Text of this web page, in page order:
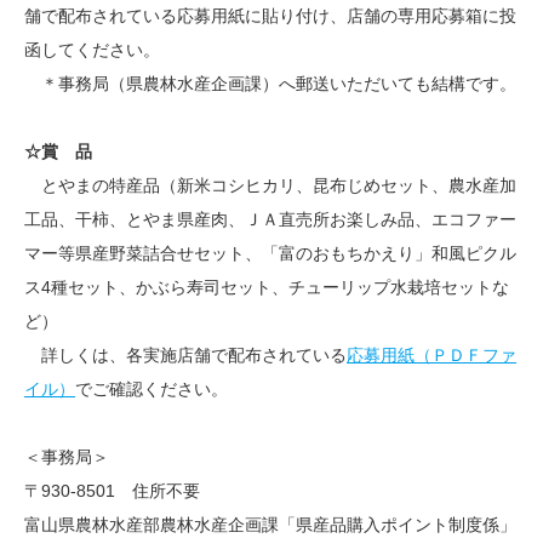
舗で配布されている応募用紙に貼り付け、店舗の専用応募箱に投
函してください。
＊事務局（県農林水産企画課）へ郵送いただいても結構です。
☆賞 品
とやまの特産品（新米コシヒカリ、昆布じめセット、農水産加
工品、干柿、とやま県産肉、ＪＡ直売所お楽しみ品、エコファー
マー等県産野菜詰合せセット、「富のおもちかえり」和風ピクル
ス4種セット、かぶら寿司セット、チューリップ水栽培セットな
ど）
詳しくは、各実施店舗で配布されている応募用紙（ＰＤＦファ
イル） でご確認ください。
＜事務局＞
〒930-8501 住所不要
富山県農林水産部農林水産企画課「県産品購入ポイント制度係」